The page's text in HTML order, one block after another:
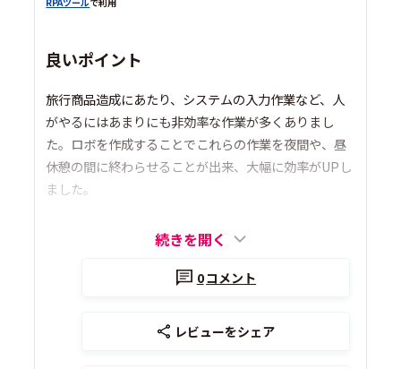
良いポイント
旅行商品造成にあたり、システムの入力作業など、人
がやるにはあまりにも非効率な作業が多くありまし
た。ロボを作成することでこれらの作業を夜間や、昼
休憩の間に終わらせることが出来、大幅に効率がUPし
ました。
続きを開く
0コメント
レビューをシェア